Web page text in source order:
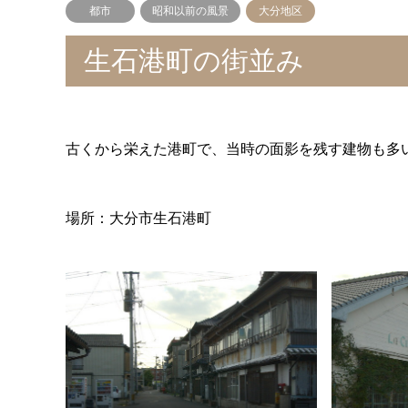
都市 昭和以前の風景 大分地区
生石港町の街並み
古くから栄えた港町で、当時の面影を残す建物も多
場所：大分市生石港町